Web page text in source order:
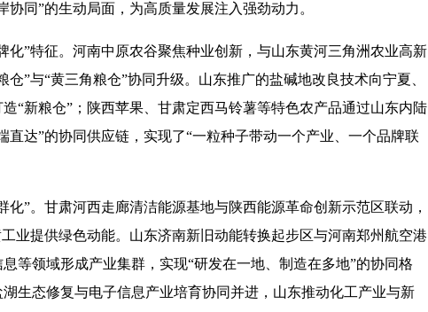
同”的生动局面，为高质量发展注入强劲动力。
”特征。河南中原农谷聚焦种业创新，与山东黄河三角洲农业高新
”与“黄三角粮仓”协同升级。山东推广的盐碱地改良技术向宁夏、
“新粮仓”；陕西苹果、甘肃定西马铃薯等特色农产品通过山东内陆
直达”的协同供应链，实现了“一粒种子带动一个产业、一个品牌联
”。甘肃河西走廊清洁能源基地与陕西能源革命创新示范区联动，
业提供绿色动能。山东济南新旧动能转换起步区与河南郑州航空港
等领域形成产业集群，实现“研发在一地、制造在多地”的协同格
生态修复与电子信息产业培育协同并进，山东推动化工产业与新